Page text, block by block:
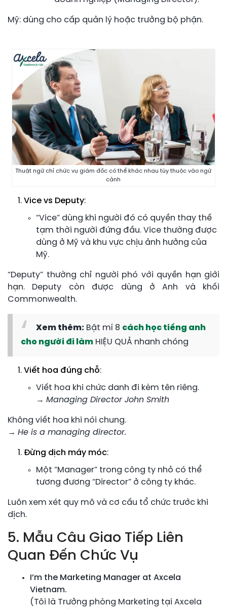
Mỹ: dùng cho cấp quản lý hoặc trưởng bộ phận.
Thuật ngữ chỉ chức vụ giám đốc có thể khác nhau tùy thuộc vào ngữ
cảnh
Vice vs Deputy:
“Vice” dùng khi người đó có quyền thay thế
tạm thời người đứng đầu. Vice thường được
dùng ở Mỹ và khu vực chịu ảnh hưởng của
Mỹ.
“Deputy” thường chỉ người phó với quyền hạn giới
hạn. Deputy còn được dùng ở Anh và khối
Commonwealth.
Xem thêm: Bật mí 8 cách học tiếng anh
cho người đi làm HIỆU QUẢ nhanh chóng
Viết hoa đúng chỗ:
Viết hoa khi chức danh đi kèm tên riêng.
→ Managing Director John Smith
Không viết hoa khi nói chung.
→ He is a managing director.
Đừng dịch máy móc:
Một “Manager” trong công ty nhỏ có thể
tương đương “Director” ở công ty khác.
Luôn xem xét quy mô và cơ cấu tổ chức trước khi
dịch.
5. Mẫu Câu Giao Tiếp Liên
Quan Đến Chức Vụ
I’m the Marketing Manager at Axcela
Vietnam.
(Tôi là Trưởng phòng Marketing tại Axcela